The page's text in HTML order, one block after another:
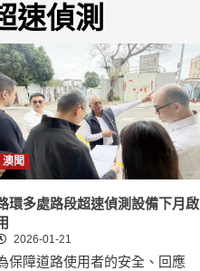
速偵測
澳聞
環多處路段超速偵測設備下月啟
2026-01-21
保障道路使用者的安全、回應